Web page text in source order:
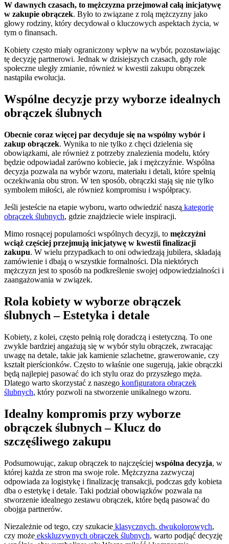
W dawnych czasach, to mężczyzna przejmował całą inicjatywę
w zakupie obrączek. Było to związane z rolą mężczyzny jako
głowy rodziny, który decydował o kluczowych aspektach życia, w
tym o finansach.
Kobiety często miały ograniczony wpływ na wybór, pozostawiając
tę decyzję partnerowi. Jednak w dzisiejszych czasach, gdy role
społeczne uległy zmianie, również w kwestii zakupu obrączek
nastąpiła ewolucja.
Wspólne decyzje przy wyborze idealnych
obrączek ślubnych
Obecnie coraz więcej par decyduje się na wspólny wybór i
zakup obrączek. Wynika to nie tylko z chęci dzielenia się
obowiązkami, ale również z potrzeby znalezienia modelu, który
będzie odpowiadał zarówno kobiecie, jak i mężczyźnie. Wspólna
decyzja pozwala na wybór wzoru, materiału i detali, które spełnią
oczekiwania obu stron. W ten sposób, obrączki stają się nie tylko
symbolem miłości, ale również kompromisu i współpracy.
Jeśli jesteście na etapie wyboru, warto odwiedzić naszą kategorię
obrączek ślubnych, gdzie znajdziecie wiele inspiracji.
Mimo rosnącej popularności wspólnych decyzji, to mężczyźni
wciąż częściej przejmują inicjatywę w kwestii finalizacji
zakupu. W wielu przypadkach to oni odwiedzają jubilera, składają
zamówienie i dbają o wszystkie formalności. Dla niektórych
mężczyzn jest to sposób na podkreślenie swojej odpowiedzialności i
zaangażowania w związek.
Rola kobiety w wyborze obrączek
ślubnych – Estetyka i detale
Kobiety, z kolei, często pełnią rolę doradczą i estetyczną. To one
zwykle bardziej angażują się w wybór stylu obrączek, zwracając
uwagę na detale, takie jak kamienie szlachetne, grawerowanie, czy
kształt pierścionków. Często to właśnie one sugerują, jakie obrączki
będą najlepiej pasować do ich stylu oraz do przyszłego męża.
Dlatego warto skorzystać z naszego konfiguratora obrączek
ślubnych, który pozwoli na stworzenie unikalnego wzoru.
Idealny kompromis przy wyborze
obrączek ślubnych – Klucz do
szczęśliwego zakupu
Podsumowując, zakup obrączek to najczęściej wspólna decyzja, w
której każda ze stron ma swoje role. Mężczyzna zazwyczaj
odpowiada za logistykę i finalizację transakcji, podczas gdy kobieta
dba o estetykę i detale. Taki podział obowiązków pozwala na
stworzenie idealnego zestawu obrączek, które będą pasować do
obojga partnerów.
Niezależnie od tego, czy szukacie klasycznych, dwukolorowych,
czy może ekskluzywnych obrączek ślubnych, warto podjąć decyzję